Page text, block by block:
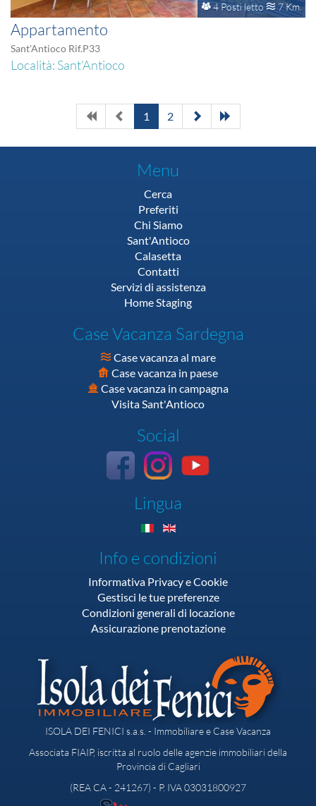
4 Posti letto 7 Km.
Appartamento
Sant'Antioco Rif.P33
Località: Sant'Antioco
1 2
Menu
Cerca
Preferiti
Chi Siamo
Sant'Antioco
Calasetta
Contatti
Servizi di assistenza
Home Staging
Case Vacanza Sardegna
Case vacanza al mare
Case vacanza in paese
Case vacanza in campagna
Visita Sant'Antioco
Social
Lingua
Info e condizioni
Informativa Privacy e Cookie
Gestisci le tue preferenze
Condizioni generali di locazione
Assicurazione prenotazione
ISOLA DEI FENICI s.a.s. - Immobiliare e Case Vacanza
Associata FIAIP, iscritta al ruolo delle agenzie immobiliari della
Provincia di Cagliari
(REA CA - 241267) - P. IVA 03031800927